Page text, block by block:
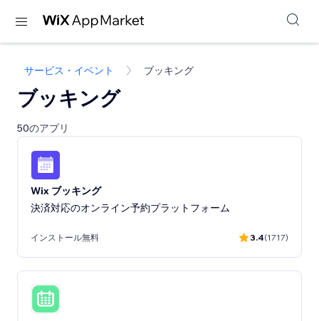
サービス・イベント ブッキング
ブッキング
50のアプリ
Wix ブッキング
決済対応のオンライン予約プラットフォーム
インストール無料 3.4(1717)